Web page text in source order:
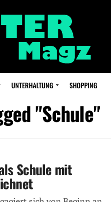
UNTERHALTUNG SHOPPING
"Schule"
Schule mit